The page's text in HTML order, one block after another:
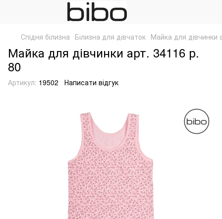
Спідня білизна Білизна для дівчаток Майка для дівчинки
Майка для дівчинки арт. 34116 р.
80
Артикул: 19502 Написати відгук